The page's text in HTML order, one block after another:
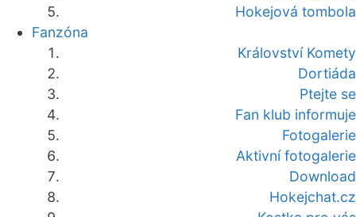
Hokejová tombola
Fanzóna
Království Komety
Dortiáda
Ptejte se
Fan klub informuje
Fotogalerie
Aktivní fotogalerie
Download
Hokejchat.cz